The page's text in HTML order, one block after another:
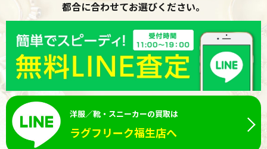
都合に合わせてお選びください。
洋服／靴・スニーカーの買取は
ラグフリーク福生店へ